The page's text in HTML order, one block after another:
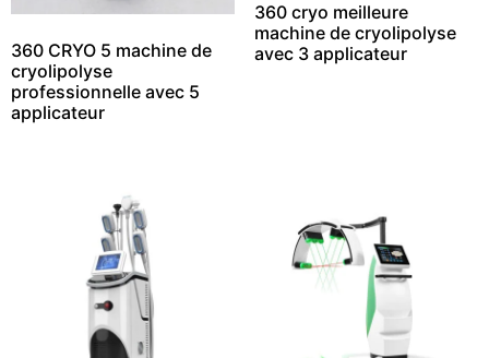
360 CRYO 5 machine de
cryolipolyse
professionnelle avec 5
applicateur
360 cryo meilleure
machine de cryolipolyse
avec 3 applicateur